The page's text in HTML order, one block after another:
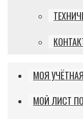
МОЯ
МОЙ ЛИСТ